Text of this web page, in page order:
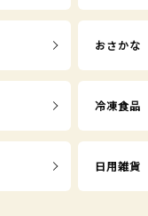
おさかな
冷凍食品
日用雑貨